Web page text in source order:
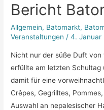
Bericht
Allgemein, Batomarkt,
Veranstaltungen /4. Januar
Nicht nur der süße Duft
erfüllte am letzten Schultag
damit für eine
Crêpes, Gegrilltes,
Auswahl an nepalesischer